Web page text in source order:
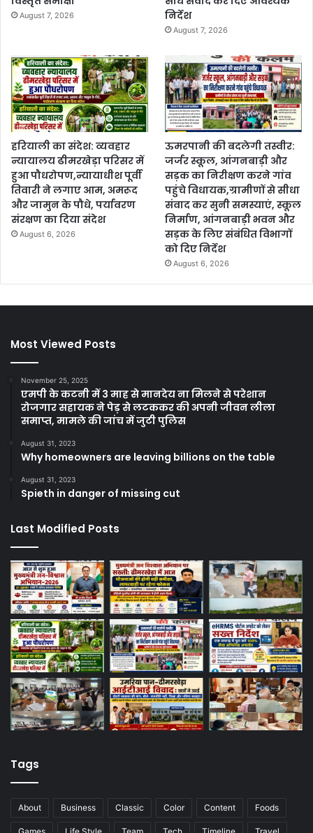
August 7, 2026
निर्देश
August 7, 2026
हरियाली का संदेश: व्यवहार
न्यायालय ढीमरखेड़ा परिसर में
हुआ पौधरोपण,न्यायाधीश पूर्वी
तिवारी ने लगाए आम, अमरूद
और जामुन के पौधे, पर्यावरण
संरक्षण का दिया संदेश
August 6, 2026
ऊमरपानी की बदलेगी तस्वीर:
जर्जर स्कूल, आंगनबाड़ी और
सड़क का निरीक्षण करने गांव
पहुंचे विधायक,ग्रामीणों से सीधा
संवाद कर सुनी समस्याएं, स्कूल
निर्माण, आंगनबाड़ी भवन और
सड़क के लिए संबंधित विभागों
को दिए निर्देश
August 6, 2026
Most Viewed Posts
November 25, 2025
एमपी के कटनी में 3 माह से मानदेय ना मिलने से परेशान
रोजगार सहायक ने पेड़ से लटककर की अपनी जीवन लीला
समाप्त, मामले की जांच में जुटी पुलिस
August 31, 2023
Why homeowners are leaving billions on the table
August 31, 2023
Spieth in danger of missing cut
Last Modified Posts
Tags
About Business Classic Color Content Foods